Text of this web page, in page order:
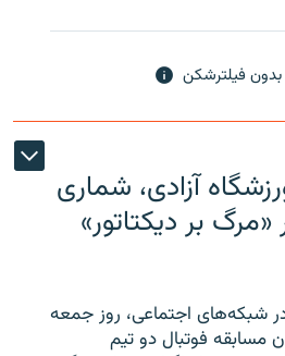
فیلترشکن
آزادی، شماری
بر دیکتاتور»
شبکه‌های اجتماعی، روز جمعه
مسابقه فوتبال دو تیم